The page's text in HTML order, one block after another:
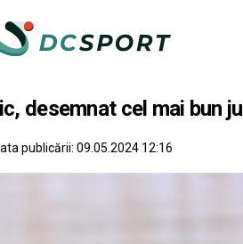
desemnat cel mai bun
publicării: 09.05.2024 12:16